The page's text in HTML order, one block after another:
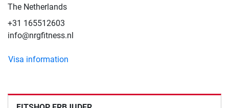
The Netherlands
+31 165512603
info@nrgfitness.nl
Visa information